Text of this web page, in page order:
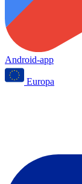
Android-app
Europa